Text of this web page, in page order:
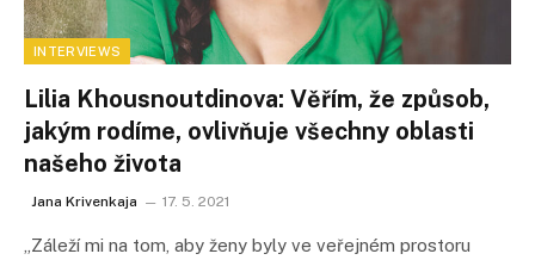
INTERVIEWS
Lilia Khousnoutdinova: Věřím, že způsob,
jakým rodíme, ovlivňuje všechny oblasti
našeho života
Jana Krivenkaja 17. 5. 2021
„Záleží mi na tom, aby ženy byly ve veřejném prostoru